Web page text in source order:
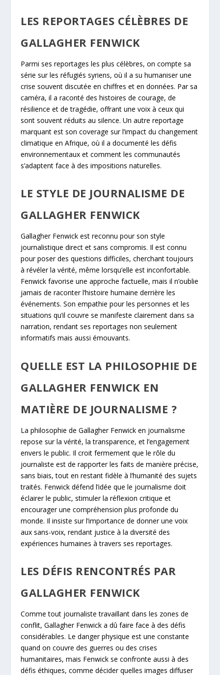
LES REPORTAGES CÉLÈBRES DE
GALLAGHER FENWICK
Parmi ses reportages les plus célèbres, on compte sa
série sur les réfugiés syriens, où il a su humaniser une
crise souvent discutée en chiffres et en données. Par sa
caméra, il a raconté des histoires de courage, de
résilience et de tragédie, offrant une voix à ceux qui
sont souvent réduits au silence. Un autre reportage
marquant est son coverage sur l’impact du changement
climatique en Afrique, où il a documenté les défis
environnementaux et comment les communautés
s’adaptent face à des impositions naturelles.
LE STYLE DE JOURNALISME DE
GALLAGHER FENWICK
Gallagher Fenwick est reconnu pour son style
journalistique direct et sans compromis. Il est connu
pour poser des questions difficiles, cherchant toujours
à révéler la vérité, même lorsqu’elle est inconfortable.
Fenwick favorise une approche factuelle, mais il n’oublie
jamais de raconter l’histoire humaine derrière les
événements. Son empathie pour les personnes et les
situations qu’il couvre se manifeste clairement dans sa
narration, rendant ses reportages non seulement
informatifs mais aussi émouvants.
QUELLE EST LA PHILOSOPHIE DE
GALLAGHER FENWICK EN
MATIÈRE DE JOURNALISME ?
La philosophie de Gallagher Fenwick en journalisme
repose sur la vérité, la transparence, et l’engagement
envers le public. Il croit fermement que le rôle du
journaliste est de rapporter les faits de manière précise,
sans biais, tout en restant fidèle à l’humanité des sujets
traités. Fenwick défend l’idée que le journalisme doit
éclairer le public, stimuler la réflexion critique et
encourager une compréhension plus profonde du
monde. Il insiste sur l’importance de donner une voix
aux sans-voix, rendant justice à la diversité des
expériences humaines à travers ses reportages.
LES DÉFIS RENCONTRÉS PAR
GALLAGHER FENWICK
Comme tout journaliste travaillant dans les zones de
conflit, Gallagher Fenwick a dû faire face à des défis
considérables. Le danger physique est une constante
quand on couvre des guerres ou des crises
humanitaires, mais Fenwick se confronte aussi à des
défis éthiques, comme décider quelles images diffuser